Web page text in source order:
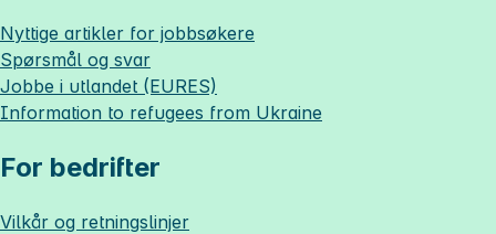
Nyttige artikler for jobbsøkere
Spørsmål og svar
Jobbe i utlandet (EURES)
Information to refugees from Ukraine
For bedrifter
Vilkår og retningslinjer